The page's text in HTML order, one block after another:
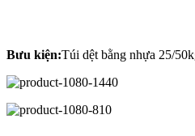
Bưu kiện:Túi dệt bằng nhựa 25/